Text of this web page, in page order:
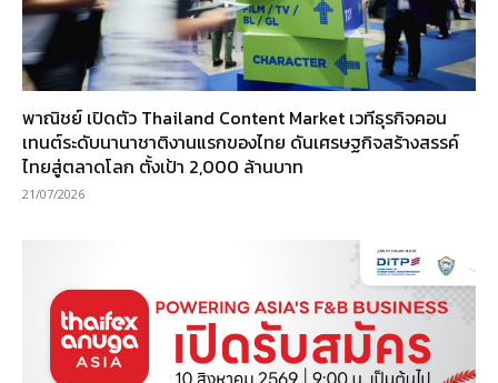
พาณิชย์ เปิดตัว Thailand Content Market เวทีธุรกิจคอน
เทนต์ระดับนานาชาติงานแรกของไทย ดันเศรษฐกิจสร้างสรรค์
ไทยสู่ตลาดโลก ตั้งเป้า 2,000 ล้านบาท
21/07/2026